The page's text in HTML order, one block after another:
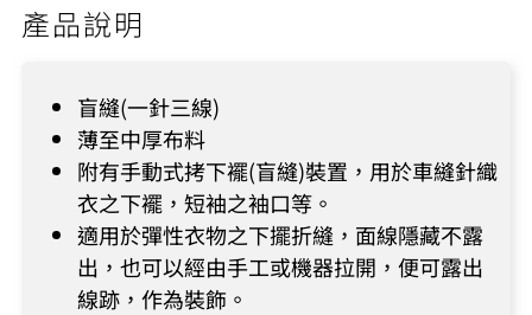
產品說明
盲縫(一針三線)
薄至中厚布料
附有手動式拷下襬(盲縫)裝置，用於車縫針織
衣之下襬，短袖之袖口等。
適用於彈性衣物之下擺折縫，面線隱藏不露
出，也可以經由手工或機器拉開，便可露出
線跡，作為裝飾。